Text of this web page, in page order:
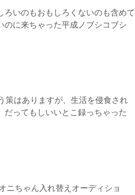
いのもおもしろくないのも含めて
のに来ちゃった平成ノブシコブシ
はありますが、生活を侵食され
ってもしいいとこ録っちゃった
ニちゃん入れ替えオーディショ